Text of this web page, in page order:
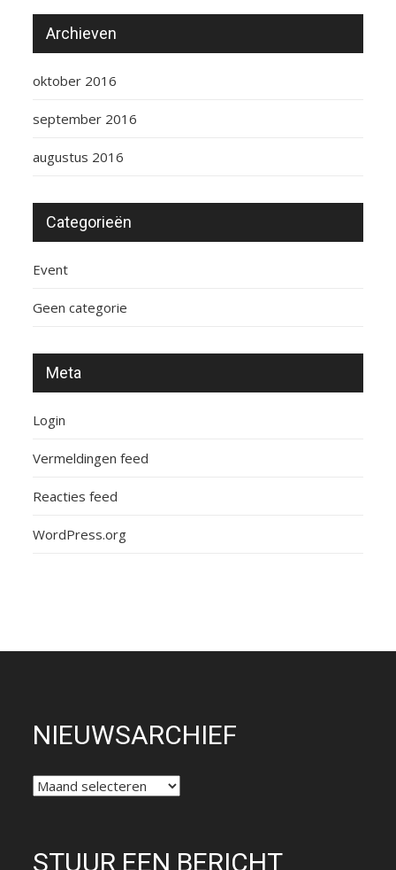
Archieven
oktober 2016
september 2016
augustus 2016
Categorieën
Event
Geen categorie
Meta
Login
Vermeldingen feed
Reacties feed
WordPress.org
NIEUWSARCHIEF
NIEUWSARCHIEF
STUUR EEN BERICHT